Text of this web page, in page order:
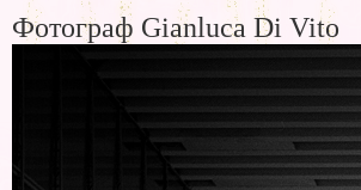
Фотограф Gianluca Di Vito